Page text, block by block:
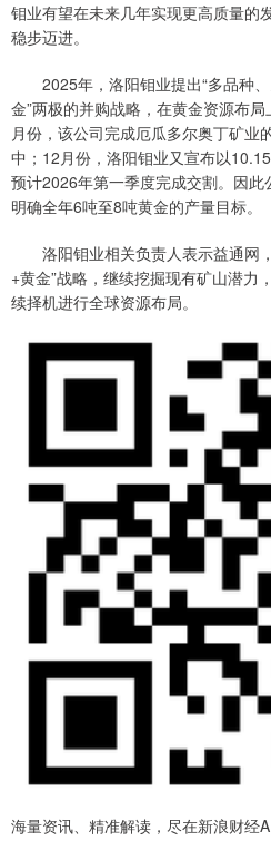
钼业有望在未来几年实现更高质量的
稳步迈进。
2025年，洛阳钼业提出“多品种、
金”两极的并购战略，在黄金资源布
月份，该公司完成厄瓜多尔奥丁矿业
中；12月份，洛阳钼业又宣布以
预计2026年第一季度完成交割。因此
明确全年6吨至8吨黄金的产量目标。
洛阳钼业相关负责人表示益通网
+黄金”战略，继续挖掘现有矿山潜力
续择机进行全球资源布局。
海量资讯、精准解读，尽在新浪财经